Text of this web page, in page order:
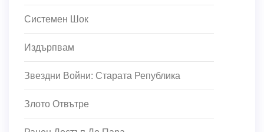
Системен Шок
Издърпвам
Звездни Войни: Старата Република
Злото Отвътре